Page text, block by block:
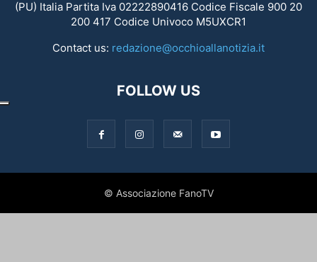
(PU) Italia Partita Iva 02222890416 Codice Fiscale 900 20
200 417 Codice Univoco M5UXCR1
Contact us: redazione@occhioallanotizia.it
FOLLOW US
© Associazione FanoTV